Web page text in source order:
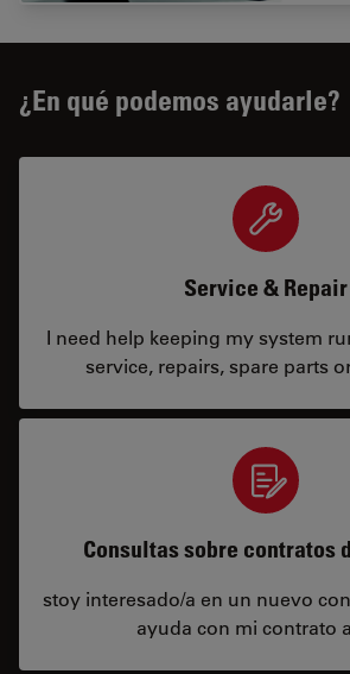
¿En qué podemos ayudarle?
Service & Repair
I need help keeping my system
service, repairs, spare parts
Consultas sobre contratos
stoy interesado/a en un nuevo
ayuda con mi contrato